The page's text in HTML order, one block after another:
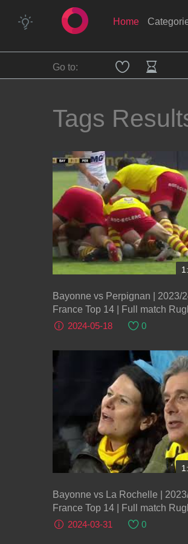
Home
Go to:
Tags
Bayonne vs Perpignan | 2023/
France Top 14 | Full match
2024-05-18
0
Bayonne vs La Rochelle |
France Top 14 | Full match
2024-03-31
0